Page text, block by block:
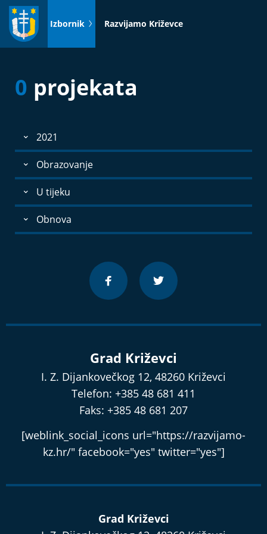
Idi
sadržaj
Izbornik Razvijamo Križevce
0 projekata
2021
Obrazovanje
U tijeku
Obnova
Grad Križevci
I. Z. Dijankovečkog 12, 48260 Križevci
Telefon: +385 48 681 411
Faks: +385 48 681 207
[weblink_social_icons url="https://razvijamo-
kz.hr/" facebook="yes" twitter="yes"]
Grad Križevci